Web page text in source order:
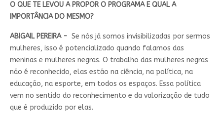
O QUE TE LEVOU A PROPOR O PROGRAMA E QUAL A
IMPORTÂNCIA DO MESMO?
ABIGAIL PEREIRA - Se nós já somos invisibilizadas por sermos
mulheres, isso é potencializado quando falamos das
meninas e mulheres negras. O trabalho das mulheres negras
não é reconhecido, elas estão na ciência, na política, na
educação, na esporte, em todos os espaços. Essa política
vem no sentido do reconhecimento e da valorização de tudo
que é produzido por elas.